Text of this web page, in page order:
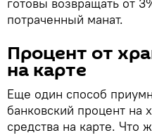
потраченный манат.
Процент от
на карте
Еще один способ
банковский процент
средства на карте. Что